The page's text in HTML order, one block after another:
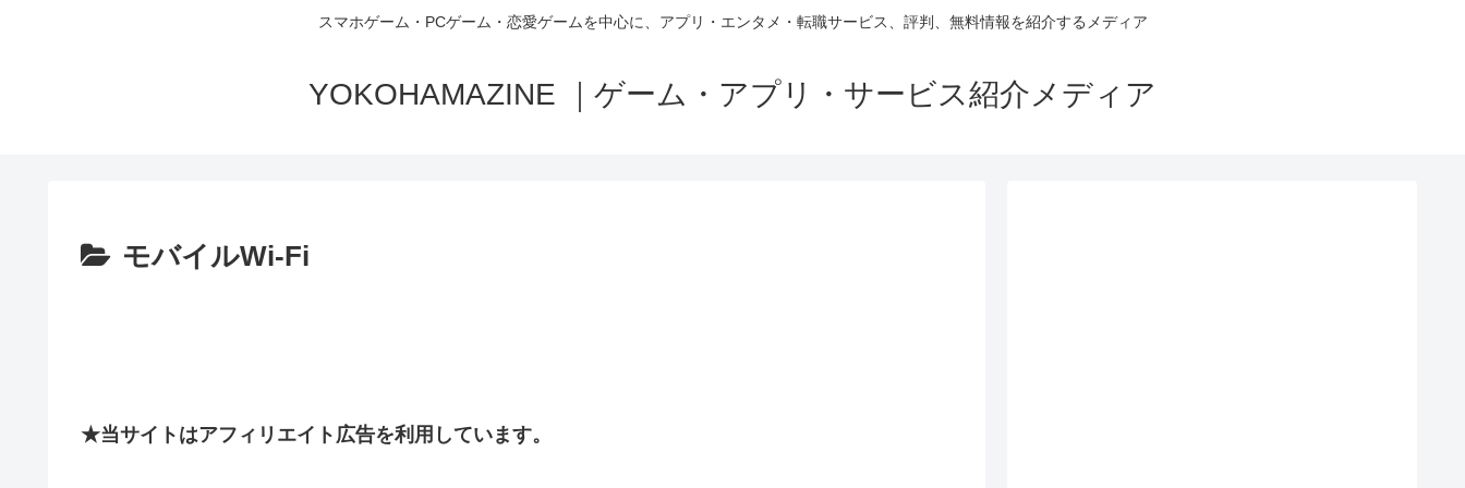
スマホゲーム・PCゲーム・恋愛ゲームを中心に、アプリ・エンタメ・転職サービス、評判、無料情報を紹介するメディア
YOKOHAMAZINE ｜ゲーム・アプリ・サービス紹介メディア
モバイルWi-Fi
★当サイトはアフィリエイト広告を利用しています。